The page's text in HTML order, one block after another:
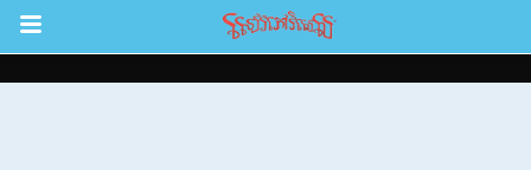
Return to Content